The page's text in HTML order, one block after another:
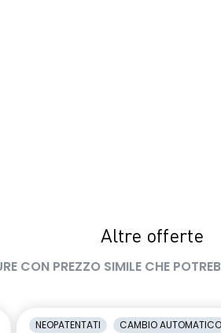
Altre offerte
CON PREZZO SIMILE CHE
NEOPATENTATI CAMBIO AUTOMATICO